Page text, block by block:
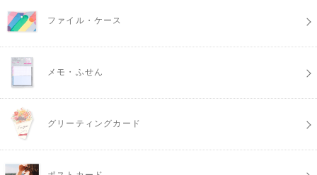
ファイル・ケース
メモ・ふせん
グリーティングカード